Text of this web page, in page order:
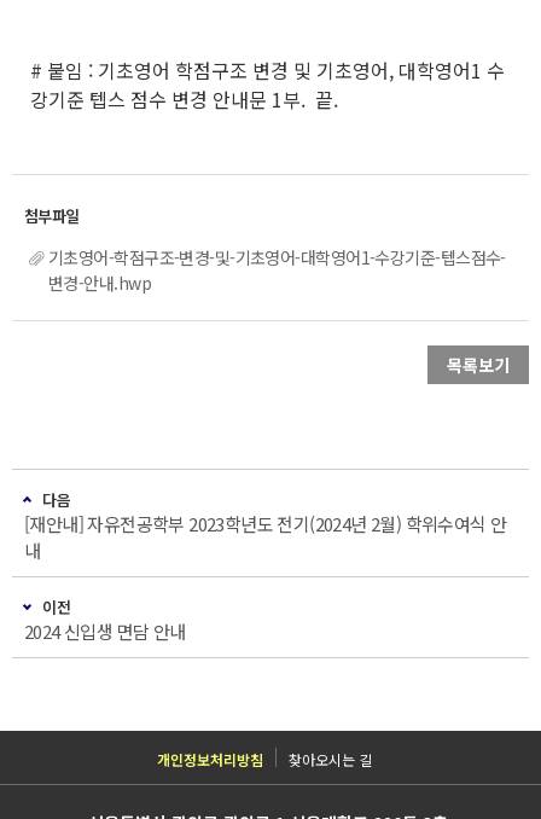
# 붙임 : 기초영어 학점구조 변경 및 기초영어, 대학영어1 수
강기준 텝스 점수 변경 안내문 1부. 끝.
기초영어-학점구조-변경-및-기초영어-대학영어1-수강기준-텝스점수-
변경-안내.hwp
목록보기
다음
[재안내] 자유전공학부 2023학년도 전기(2024년 2월) 학위수여식 안
내
이전
2024 신입생 면담 안내
개인정보처리방침 찾아오시는 길